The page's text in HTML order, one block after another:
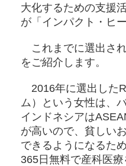
大化するための支援
が「インパクト・ヒ
これまでに選出さ
をご紹介します。
2016年に選出した
ム）という女性は、
インドネシアは
が高いので、貧しい
できるようになるた
365日無料で産科医療